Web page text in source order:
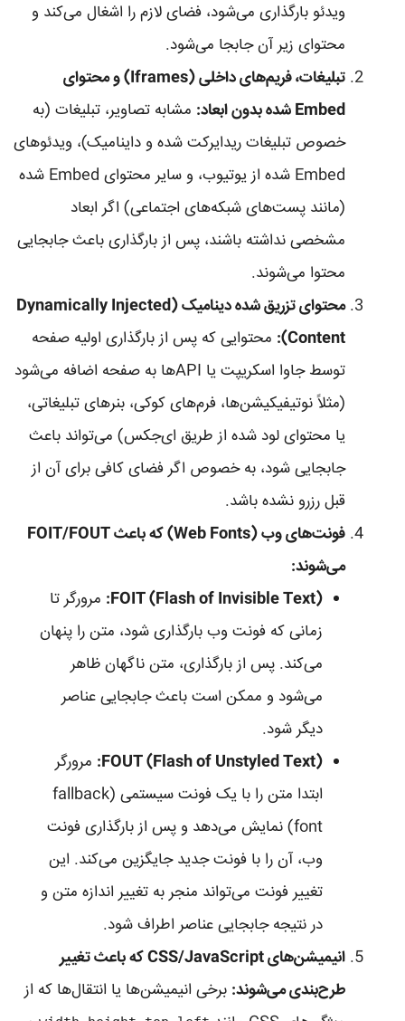
ویدئو بارگذاری می‌شود، فضای لازم را اشغال می‌کند و
محتوای زیر آن جابجا می‌شود.
تبلیغات، فریم‌های داخلی (Iframes) و محتوای
Embed شده بدون ابعاد:
مشابه تصاویر، تبلیغات (به
خصوص تبلیغات ریدایرکت شده و داینامیک)، ویدئوهای
Embed شده از یوتیوب، و سایر محتوای Embed شده
(مانند پست‌های شبکه‌های اجتماعی) اگر ابعاد
مشخصی نداشته باشند، پس از بارگذاری باعث جابجایی
محتوا می‌شوند.
محتوای تزریق شده دینامیک (Dynamically Injected
Content):
محتوایی که پس از بارگذاری اولیه صفحه
توسط جاوا اسکریپت یا APIها به صفحه اضافه می‌شود
(مثلاً نوتیفیکیشن‌ها، فرم‌های کوکی، بنرهای تبلیغاتی،
یا محتوای لود شده از طریق ای‌جکس) می‌تواند باعث
جابجایی شود، به خصوص اگر فضای کافی برای آن از
قبل رزرو نشده باشد.
فونت‌های وب (Web Fonts) که باعث FOIT/FOUT
می‌شوند:
FOIT (Flash of Invisible Text): مرورگر تا
زمانی که فونت وب بارگذاری شود، متن را پنهان
می‌کند. پس از بارگذاری، متن ناگهان ظاهر
می‌شود و ممکن است باعث جابجایی عناصر
دیگر شود.
FOUT (Flash of Unstyled Text): مرورگر
ابتدا متن را با یک فونت سیستمی (fallback
font) نمایش می‌دهد و پس از بارگذاری فونت
وب، آن را با فونت جدید جایگزین می‌کند. این
تغییر فونت می‌تواند منجر به تغییر اندازه متن و
در نتیجه جابجایی عناصر اطراف شود.
انیمیشن‌های CSS/JavaScript که باعث تغییر
طرح‌بندی می‌شوند: برخی انیمیشن‌ها یا انتقال‌ها که از